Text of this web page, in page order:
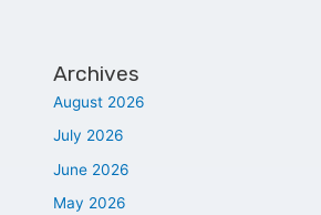
Archives
August 2026
July 2026
June 2026
May 2026